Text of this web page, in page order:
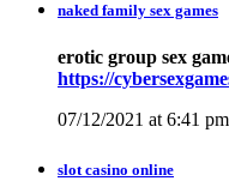
naked family sex games
erotic group sex
https://
07/12/2021 at 6:41 pm
slot casino online